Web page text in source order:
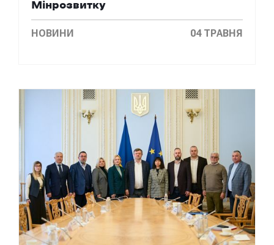
Мінрозвитку
НОВИНИ 04 ТРАВНЯ